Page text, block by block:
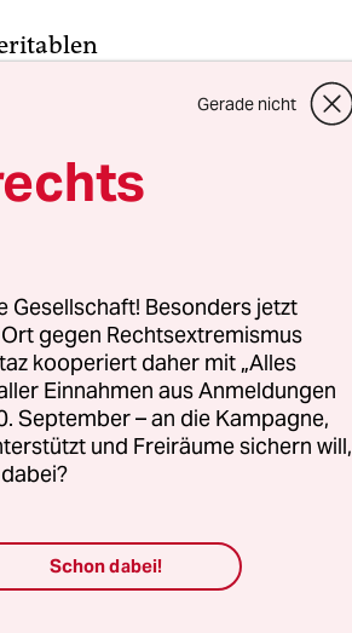
wohl nur
im
Gerade nicht
Besonders jetzt
gegen Rechtsextremismus
kooperiert daher mit „Alles
Einnahmen aus Anmeldungen
September – an die Kampagne,
und Freiräume sichern will,
Schon dabei!